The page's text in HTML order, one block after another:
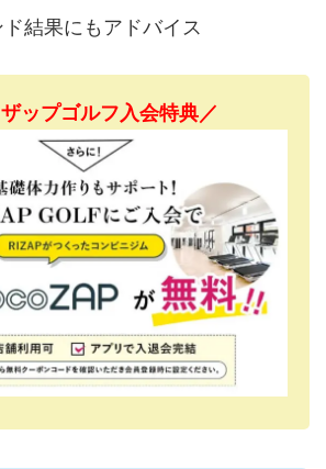
結果にもアドバイス
ップゴルフ入会特典／